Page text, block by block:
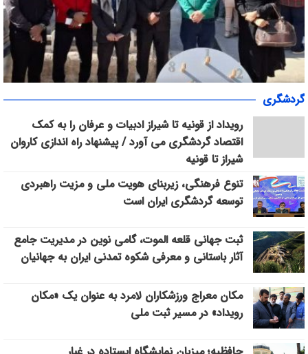
«سپاس» در میانرود شیراز طنین‌انداز شد/ هم‌افزایی ورزش، فرهنگ و
خدمات اجتماعی با حضور ۳۰۰ شهروند
گردشگری
رویداد از قونیه تا شیراز ادبیات و عرفان را به کمک
اقتصاد گردشگری می آورد / پیشنهاد راه اندازی کاروان
شیراز تا قونیه
تنوع فرهنگی، زیربنای هویت ملی و مزیت راهبردی
توسعه گردشگری ایران است
ثبت جهانی قلعه الموت، گامی نوین در مدیریت جامع
آثار باستانی و معرفی شکوه تمدنی ایران به جهانیان
مکان معراج ورزشکاران لامرد به عنوان یک «مکان
رویداد» در مسیر ثبت ملی